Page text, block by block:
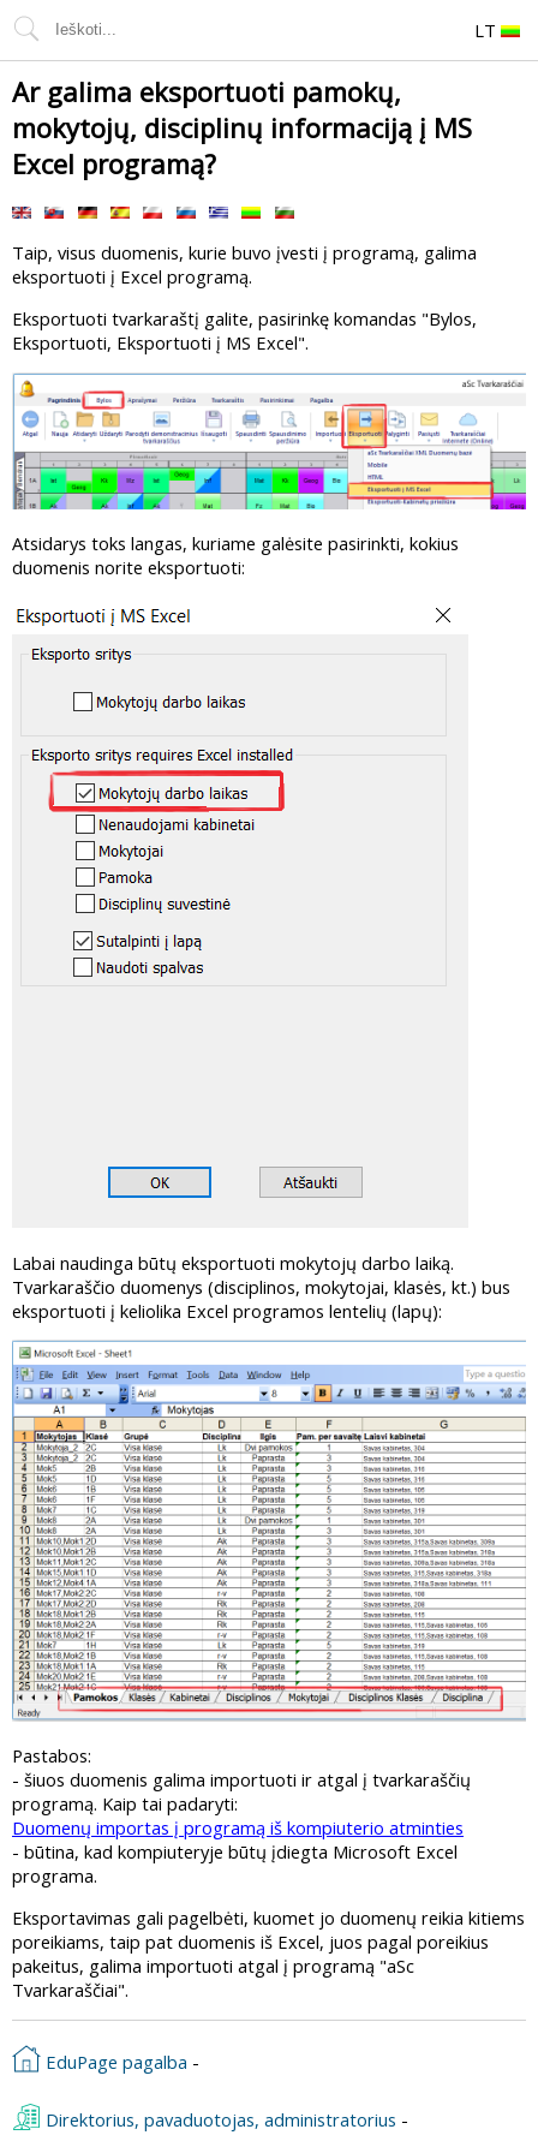
LT
Ar galima eksportuoti pamokų,
mokytojų, disciplinų informaciją į MS
Excel programą?
Taip, visus duomenis, kurie buvo įvesti į programą, galima
eksportuoti į Excel programą.
Eksportuoti tvarkaraštį galite, pasirinkę komandas "Bylos,
Eksportuoti, Eksportuoti į MS Excel".
Atsidarys toks langas, kuriame galėsite pasirinkti, kokius
duomenis norite eksportuoti:
Labai naudinga būtų eksportuoti mokytojų darbo laiką.
Tvarkaraščio duomenys (disciplinos, mokytojai, klasės, kt.) bus
eksportuoti į keliolika Excel programos lentelių (lapų):
Pastabos:
- šiuos duomenis galima importuoti ir atgal į tvarkaraščių
programą. Kaip tai padaryti:
Duomenų importas į programą iš kompiuterio atminties
- būtina, kad kompiuteryje būtų įdiegta Microsoft Excel
programa.
Eksportavimas gali pagelbėti, kuomet jo duomenų reikia kitiems
poreikiams, taip pat duomenis iš Excel, juos pagal poreikius
pakeitus, galima importuoti atgal į programą "aSc
Tvarkaraščiai".
EduPage pagalba -
Direktorius, pavaduotojas, administratorius -